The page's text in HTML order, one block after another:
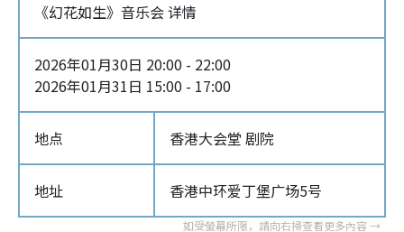
《幻花如生》音乐会 详情
2026年01月30日 20:00 - 22:00
2026年01月31日 15:00 - 17:00
地点 香港大会堂 剧院
地址 香港中环爱丁堡广场5号‎